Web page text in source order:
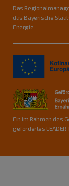
Das
das Bayerische
Energie.
Ein im Rahmen des
gefördertes